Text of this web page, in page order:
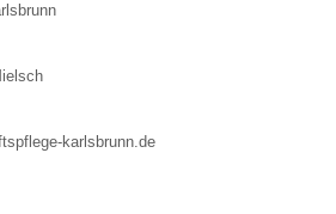
karlsbrunn.de